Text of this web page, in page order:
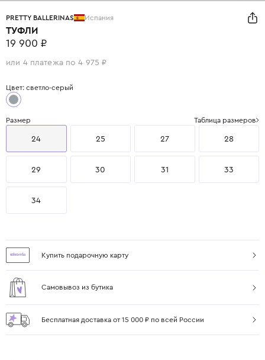
PRETTY BALLERINAS Испания
ТУФЛИ
19 900 ₽
или 4 платежа по 4 975 ₽
Цвет: светло-серый
Размер Таблица размеров
24 25 27 28
29 30 31 33
34
Купить подарочную карту
Самовывоз из бутика
Бесплатная доставка от 15 000 ₽ по всей России